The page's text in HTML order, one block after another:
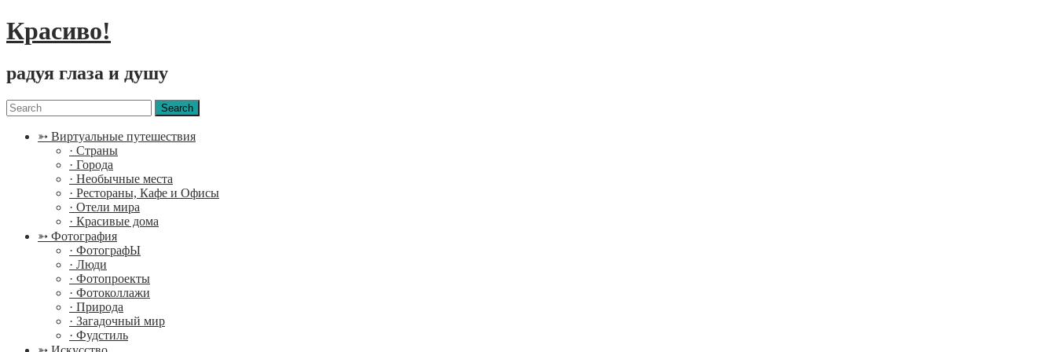
Красиво!
радуя глаза и душу
Menu
Search
for:
➳ Виртуальные путешествия
· Страны
· Города
· Необычные места
· Рестораны, Кафе и Офисы
· Отели мира
· Красивые дома
➳ Фотография
· ФотографЫ
· Люди
· Фотопроекты
· Фотоколлажи
· Природа
· Загадочный мир
· Фудстиль